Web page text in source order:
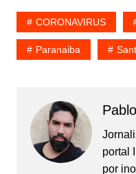
CORONAVIRUS
Paranaiba
portal
por